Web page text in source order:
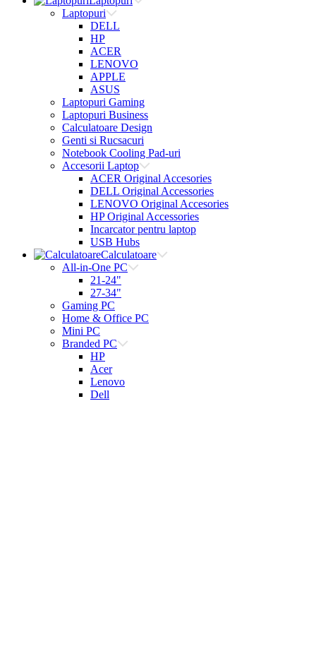
Laptopuri
DELL
HP
ACER
LENOVO
APPLE
ASUS
Laptopuri Gaming
Laptopuri Business
Calculatoare Design
Genti si Rucsacuri
Notebook Cooling Pad-uri
Accesorii Laptop
ACER Original Accesories
DELL Original Accessories
LENOVO Original Accesories
HP Original Accessories
Incarcator pentru laptop
USB Hubs
Calculatoare
All-in-One PC
21-24"
27-34"
Gaming PC
Home & Office PC
Mini PC
Branded PC
HP
Acer
Lenovo
Dell